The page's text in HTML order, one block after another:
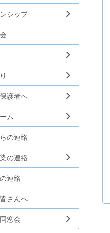
シップ
護者へ
ム
の連絡
の連絡
連絡
さんへ
窓会